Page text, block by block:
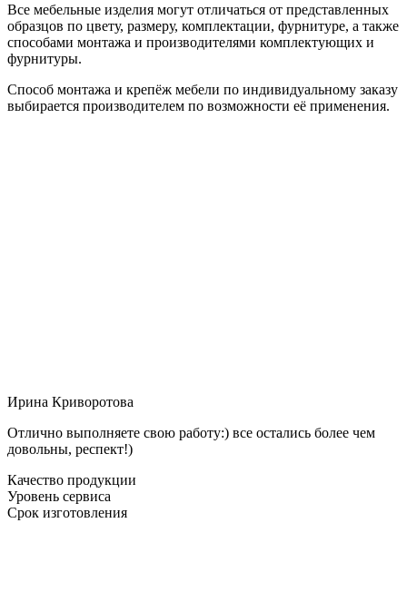
Все мебельные изделия могут отличаться от представленных
образцов по цвету, размеру, комплектации, фурнитуре, а также
способами монтажа и производителями комплектующих и
фурнитуры.
Способ монтажа и крепёж мебели по индивидуальному заказу
выбирается производителем по возможности её применения.
Ирина Криворотова
Отлично выполняете свою работу:) все остались более чем
довольны, респект!)
Качество продукции
Уровень сервиса
Срок изготовления